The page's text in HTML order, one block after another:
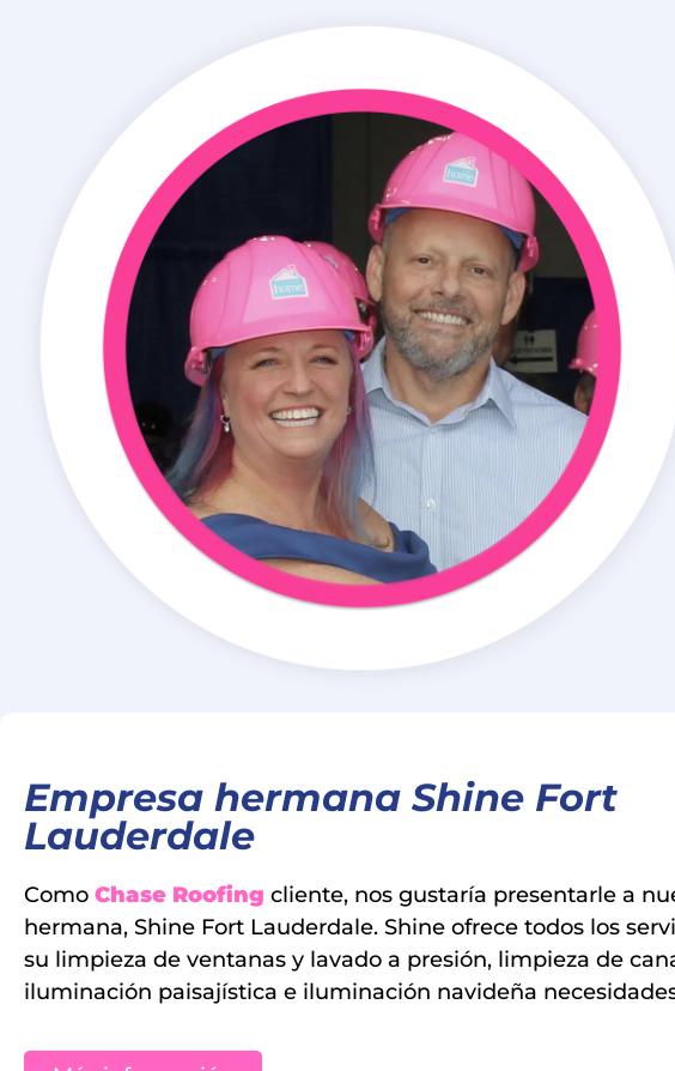
Empresa hermana Shine Fort
Lauderdale
Como Chase Roofing cliente, nos gustaría presentarle a
hermana, Shine Fort Lauderdale. Shine ofrece todos los
su limpieza de ventanas y lavado a presión, limpieza de
iluminación paisajística e iluminación navideña